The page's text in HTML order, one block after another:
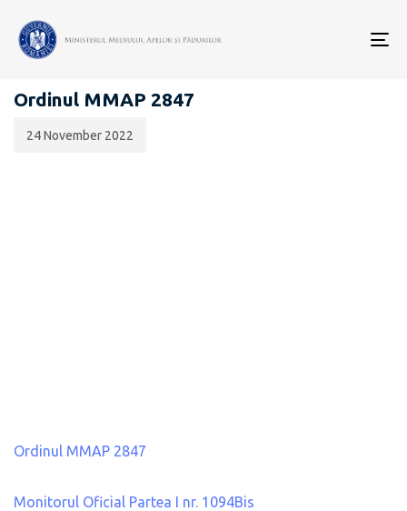
LEGISLAȚIE - VÂNĂTOARE
Ordinul MMAP 2847
publicării:
24 November 2022
Ordinul MMAP 2847
Monitorul Oficial Partea I nr. 1094Bis